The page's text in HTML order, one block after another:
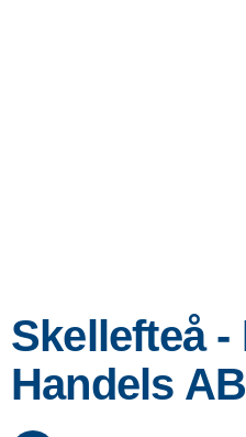
Skellefteå -
Handels AB